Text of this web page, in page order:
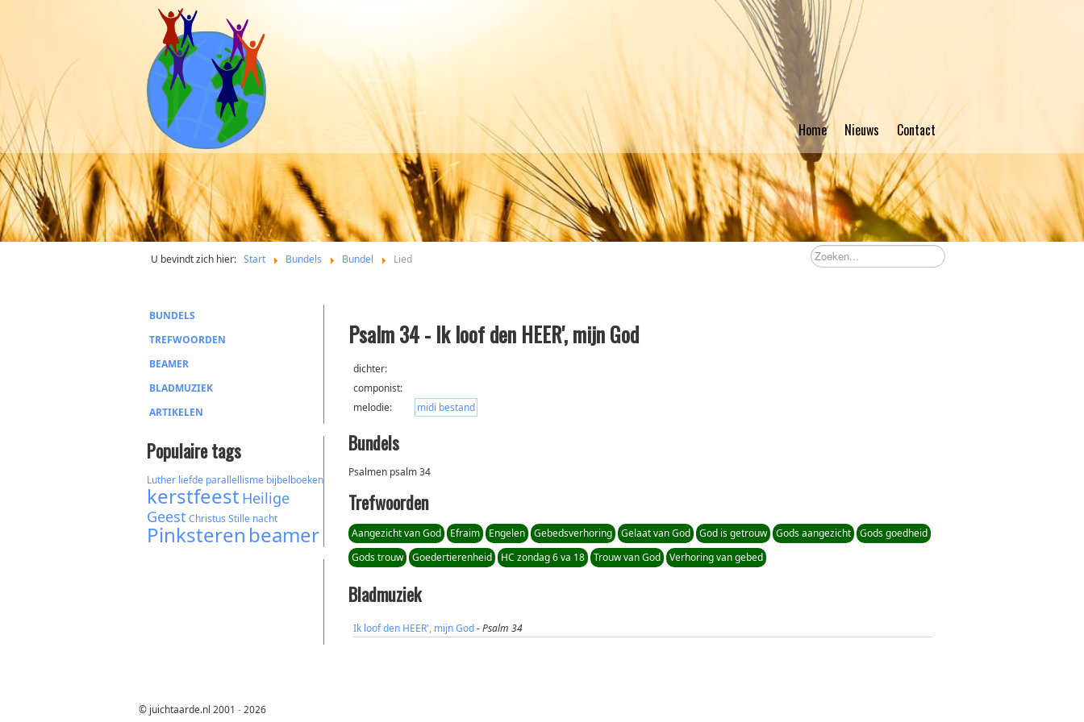
Home Nieuws Contact
U bevindt zich hier: Start Bundels Bundel Lied
BUNDELS
TREFWOORDEN
BEAMER
BLADMUZIEK
ARTIKELEN
Populaire tags
Luther liefde parallellisme bijbelboeken
kerstfeestHeilige
Geest Christus Stille nacht
Pinksteren beamer
Psalm 34 - Ik loof den HEER', mijn God
dichter:
componist:
melodie:
midi bestand
Bundels
Psalmen psalm 34
Trefwoorden
Aangezicht van God Efraim Engelen Gebedsverhoring Gelaat van God God is getrouw Gods aangezicht
Gods goedheid
Gods trouw
Goedertierenheid HC zondag 6 va 18 Trouw van God Verhoring van gebed
Bladmuziek
Ik loof den HEER', mijn God-Psalm 34
© juichtaarde.nl 2001 -2026